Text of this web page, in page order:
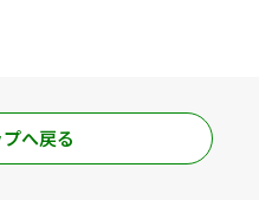
へ戻る